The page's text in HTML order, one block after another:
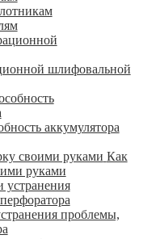
шлифовальной
аккумулятора
Как
руками
проблемы,